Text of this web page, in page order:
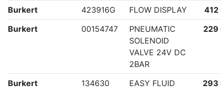
Burkert 423916G FLOW DISPLAY
412
Burkert
00154747
PNEUMATIC
SOLENOID
VALVE 24V DC
2BAR
229
Burkert 134630
EASY FLUID
293